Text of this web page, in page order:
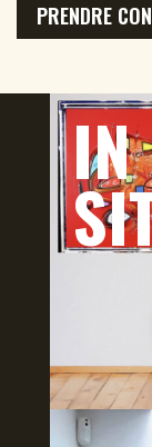
PRENDRE
IN